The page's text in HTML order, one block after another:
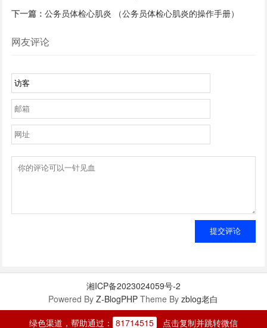
议）
下一篇：公务员体检心肌炎 （公务员体检心肌炎的操作手册）
网友评论
提交评论
湘ICP备2023024059号-2
Powered ByZ-BlogPHP Theme Byzblog老白
绿色渠道，帮助通过： 81714515 点击复制并跳转微信